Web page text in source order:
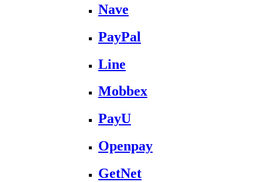
Nave
PayPal
Line
Mobbex
PayU
Openpay
GetNet